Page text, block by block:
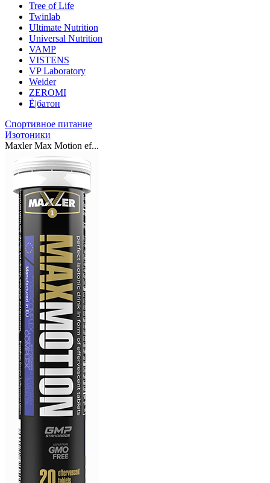
Tree of Life
Twinlab
Ultimate Nutrition
Universal Nutrition
VAMP
VISTENS
VP Laboratory
Weider
ZEROMI
Ё|батон
Спортивное питание
Изотоники
Maxler Max Motion ef...